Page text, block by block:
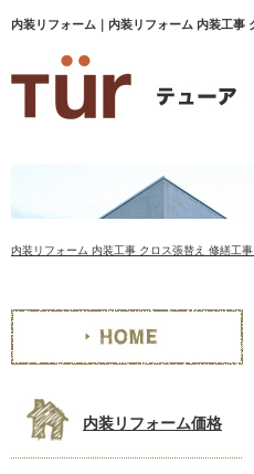
内装リフォーム｜内装リフォーム 内装工事
内装リフォーム 内装工事 クロス張替え 修繕工
内装リフォーム価格